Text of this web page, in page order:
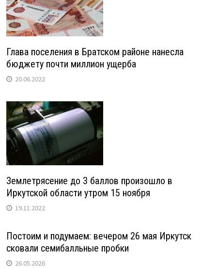
Глава поселения в Братском районе нанесла
бюджету почти миллион ущерба
20.06.2022
Землетрясение до 3 баллов произошло в
Иркутской области утром 15 ноября
19.11.2022
Постоим и подумаем: вечером 26 мая Иркутск
сковали семибалльные пробки
26.05.2026